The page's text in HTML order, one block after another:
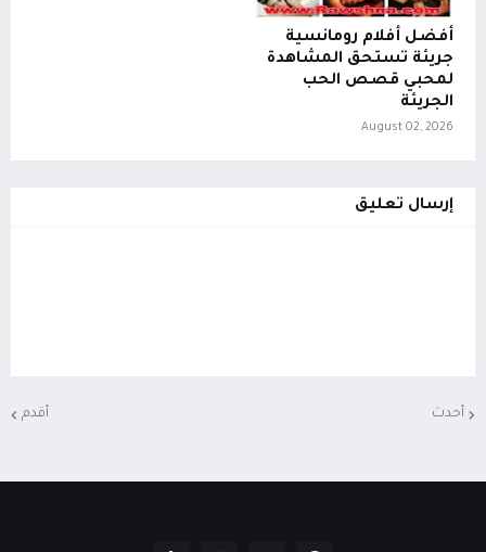
أفضل أفلام رومانسية
جريئة تستحق المشاهدة
لمحبي قصص الحب
الجريئة
August 02, 2026
إرسال تعليق
أحدث أقدم